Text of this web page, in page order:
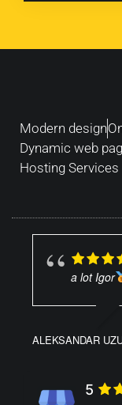
Modern design
Dynamic web
Hosting Services
a lot Igor
ALEKSANDAR
5